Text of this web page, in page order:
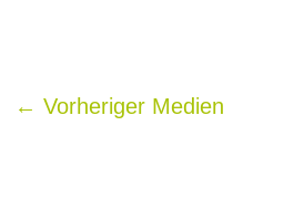
← Vorheriger Medien